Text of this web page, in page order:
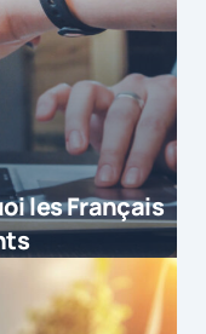
les Français